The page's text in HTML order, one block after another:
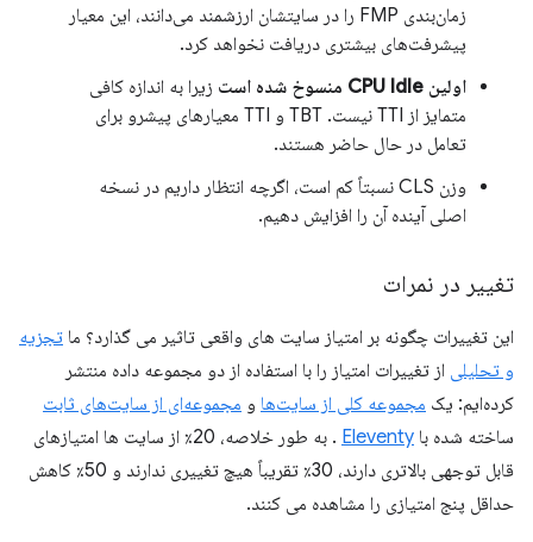
زمان‌بندی FMP را در سایتشان ارزشمند می‌دانند، این معیار
پیشرفت‌های بیشتری دریافت نخواهد کرد.
اولین CPU Idle منسوخ شده است
زیرا به اندازه کافی
متمایز از TTI نیست. TBT و TTI معیارهای پیشرو برای
تعامل در حال حاضر هستند.
وزن CLS نسبتاً کم است، اگرچه انتظار داریم در نسخه
اصلی آینده آن را افزایش دهیم.
تغییر در نمرات
این تغییرات چگونه بر امتیاز سایت های واقعی تاثیر می گذارد؟ ما تجزیه
و تحلیلی از تغییرات امتیاز را با استفاده از دو مجموعه داده منتشر
کرده‌ایم: یک مجموعه کلی از سایت‌ها و مجموعه‌ای از سایت‌های ثابت
ساخته شده با Eleventy
. به طور خلاصه، 20٪ از سایت ها امتیازهای
قابل توجهی بالاتری دارند، 30٪ تقریباً هیچ تغییری ندارند و 50٪ کاهش
حداقل پنج امتیازی را مشاهده می کنند.